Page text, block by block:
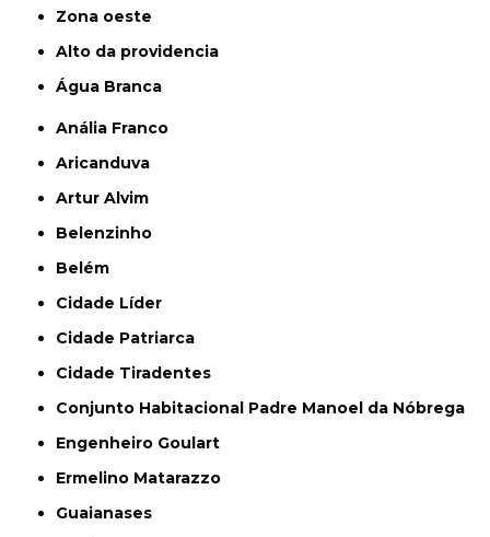
Zona oeste
alto da providencia
Água Branca
Anália Franco
Aricanduva
Artur Alvim
Belenzinho
Belém
Cidade Líder
Cidade Patriarca
Cidade Tiradentes
Conjunto Habitacional Padre Manoel da Nóbrega
Engenheiro Goulart
Ermelino Matarazzo
Guaianases